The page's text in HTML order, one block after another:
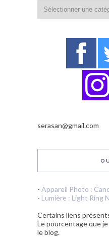
serasan@gmail.com
- Appareil Photo :
- Lumière : Light Ring
Certains liens
Le pourcentage que
le blog.